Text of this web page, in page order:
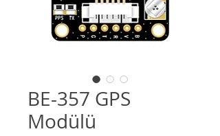
BE-357 GPS
Modülü